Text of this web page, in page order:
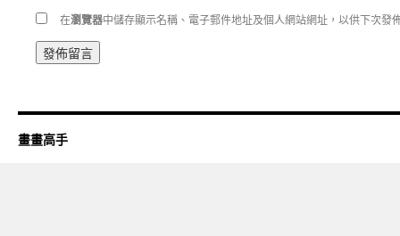
在瀏覽器中儲存顯示名稱、電子郵件地址及個人網站網址，以供下次發
畫畫高手